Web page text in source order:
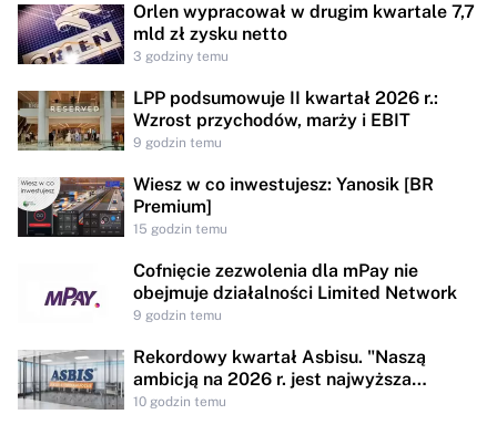
Orlen wypracował w drugim kwartale 7,7
mld zł zysku netto
3 godziny temu
LPP podsumowuje II kwartał 2026 r.:
Wzrost przychodów, marży i EBIT
9 godzin temu
Wiesz w co inwestujesz: Yanosik [BR
Premium]
15 godzin temu
Cofnięcie zezwolenia dla mPay nie
obejmuje działalności Limited Network
9 godzin temu
Rekordowy kwartał Asbisu. "Naszą
ambicją na 2026 r. jest najwyższa
rentowności w historii"
10 godzin temu